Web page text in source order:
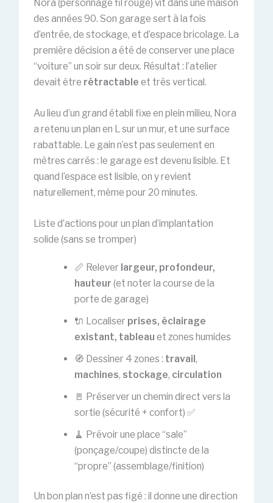
Nora (personnage fil rouge) vit dans une maison
des années 90. Son garage sert à la fois
d’entrée, de stockage, et d’espace bricolage. La
première décision a été de conserver une place
“voiture” un soir sur deux. Résultat : l’atelier
devait être rétractable et très vertical.
Au lieu d’un grand établi fixe en plein milieu, Nora
a retenu un plan en L sur un mur, et une surface
rabattable. Le gain n’est pas seulement en
mètres carrés : le garage est devenu lisible. Et
quand l’espace est lisible, on y revient
naturellement, même pour 20 minutes.
Liste d’actions pour un plan d’implantation
solide (sans se tromper)
📏 Relever largeur, profondeur,
hauteur (et noter la course de la
porte de garage)
🔌 Localiser prises, éclairage
existant, tableau et zones humides
🧭 Dessiner 4 zones : travail,
machines, stockage, circulation
🚪 Préserver un chemin direct vers la
sortie (sécurité + confort) ✅
🧹 Prévoir une place “sale”
(ponçage/coupe) distincte de la
“propre” (assemblage/finition)
Un bon plan n’est pas figé : il donne une direction